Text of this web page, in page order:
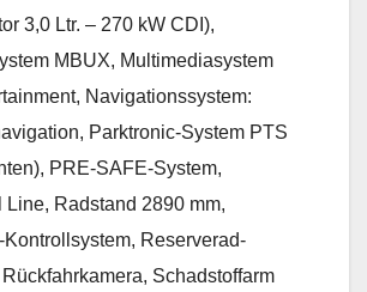
3,0 Ltr. – 270 kW CDI),
MBUX, Multimediasystem
Navigationssystem:
Parktronic-System PTS
PRE-SAFE-System,
Line, Radstand 2890 mm,
Kontrollsystem, Reserverad-
Schadstoffarm